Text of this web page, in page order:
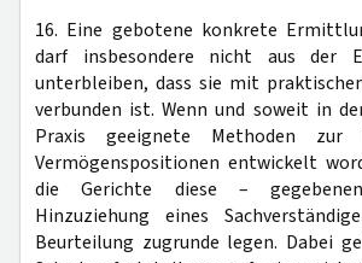
16. Eine gebotene konkrete
darf insbesondere nicht aus der
unterbleiben, dass sie mit
verbunden ist. Wenn und soweit in
Praxis geeignete Methoden zur
Vermögenspositionen entwickelt
die Gerichte diese –
Hinzuziehung eines
Beurteilung zugrunde legen. Dabei